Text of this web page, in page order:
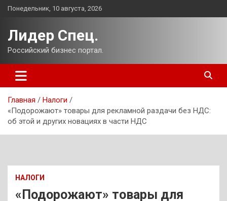
Перейти
Понедельник, 10 августа, 2026
Лидер Спец.
Российский бизнес портал.
Главная
Налоги
«Подорожают» товары для рекламной раздачи без НДС:
об этой и других новациях в части НДС
НАЛОГИ
«Подорожают» товары для